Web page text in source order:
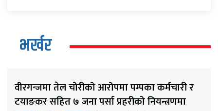
भर्खर
वीरगन्जमा तेल चोरीको आरोपमा पम्पका कर्मचारी र
टयाङकर सहित ७ जना पर्सा प्रहरीको नियन्त्रणमा